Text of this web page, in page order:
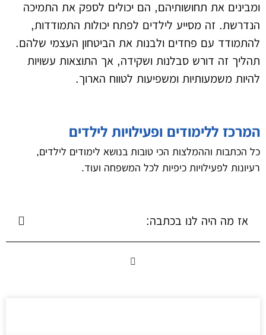
ומבינים את תחושותיהם, הם יכולים לספק את התמיכה
הנדרשת. זה מסייע לילדים לפתח יכולות התמודדות,
להתמודד עם פחדים ולבנות את הביטחון העצמי שלהם.
תהליך זה דורש סבלנות ושקידה, אך התוצאות עשויות
להיות משמעותיות ומשפיעות לטווח הארוך.
המרכז ללימודים ופעילויות לילדים
כל הכתבות וההמלצות הכי טובות בנושא לימודים לילדים,
רעיונות לפעילויות כיפיות לכל המשפחה ועוד.
אז מה היה לנו בכתבה: